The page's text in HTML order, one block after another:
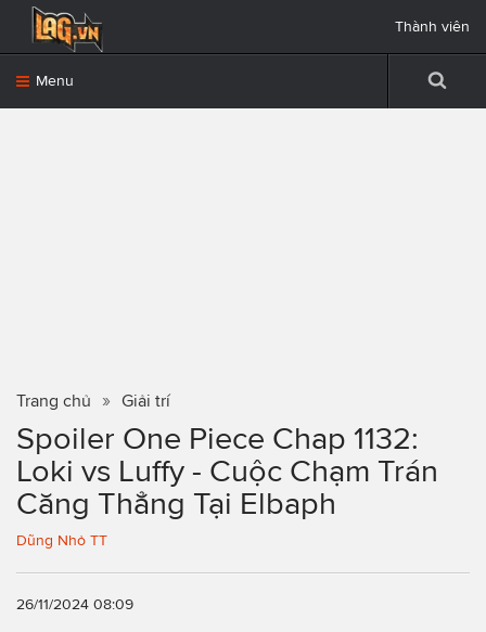
Menu
Thành viên
Trang chủ Giải trí
Spoiler One Piece Chap 1132:
Loki vs Luffy - Cuộc Chạm Trán
Căng Thẳng Tại Elbaph
Dũng Nhỏ TT
26/11/2024 08:09